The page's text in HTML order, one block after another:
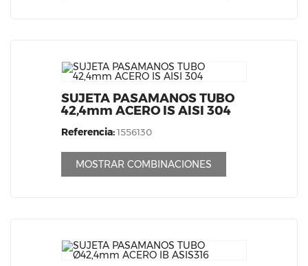
SUJETA PASAMANOS TUBO
42,4mm ACERO IS AISI 304
Referencia:1556130
MOSTRAR COMBINACIONES